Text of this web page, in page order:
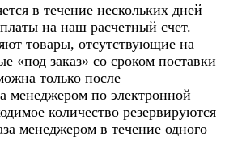
в течение нескольких дней
на наш расчетный счет.
товары, отсутствующие на
«под заказ» со сроком поставки
только после
менеджером по электронной
количество резервируются
менеджером в течение одного